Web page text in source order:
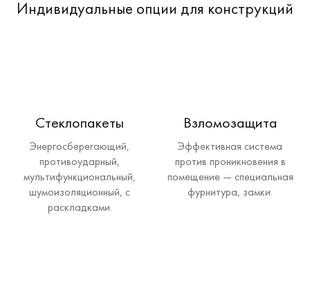
Индивидуальные опции для конструкций
Стеклопакеты
Энергосберегающий,
противоударный,
мультифункциональный,
шумоизоляционный, с
раскладками.
Взломозащита
Эффективная система
против проникновения в
помещение — специальная
фурнитура, замки.